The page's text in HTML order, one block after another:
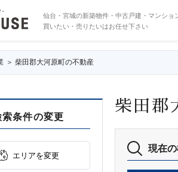
仙台・宮城の新築物件・中古戸建・マンショ
買いたい・売りたいはお任せ下さい
柴田郡大河原町の不動産
索条件の変更
エリアを変更
柴田郡
現在